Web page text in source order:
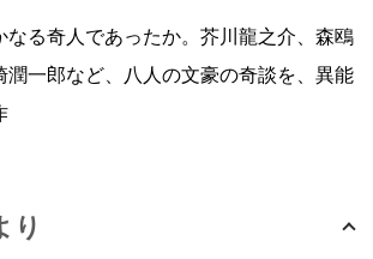
なる奇人であったか。芥川龍之介、森鴎
潤一郎など、八人の文豪の奇談を、異能
り